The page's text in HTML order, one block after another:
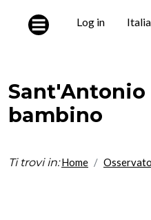
User
Log in
Sant'Antonio
bambino
Ti trovi in: Home